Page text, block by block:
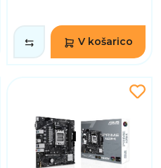
V košarico